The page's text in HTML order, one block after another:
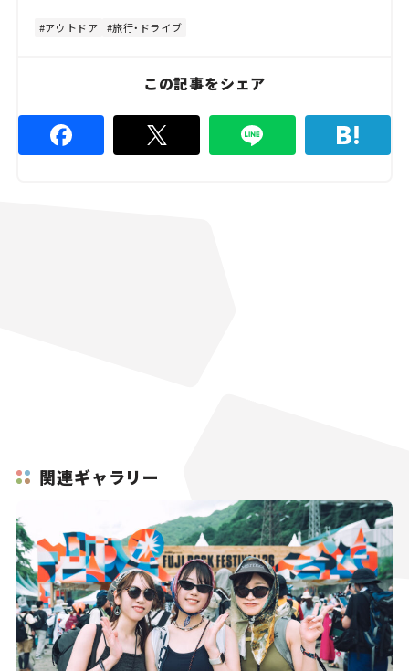
%
アウトドア 旅行・ドライブ
この記事をシェア
関連ギャラリー